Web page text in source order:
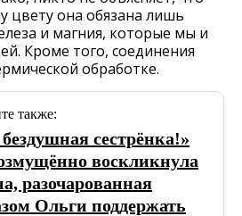
цвету она обязана лишь
и магния, которые мы и
Кроме того, соединения
обработке.
также:
сестрёнка!»
воскликнула
разочарованная
Ольги поддержать